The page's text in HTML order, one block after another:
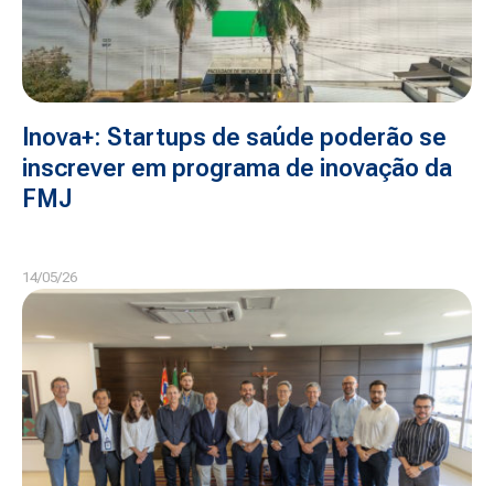
Inova+: Startups de saúde poderão se
inscrever em programa de inovação da
FMJ
14/05/26